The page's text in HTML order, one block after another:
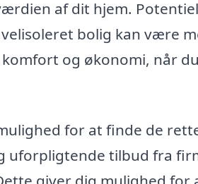
af dit hjem.
bolig kan være
og økonomi, når
for at finde de
uforpligtende tilbud fra